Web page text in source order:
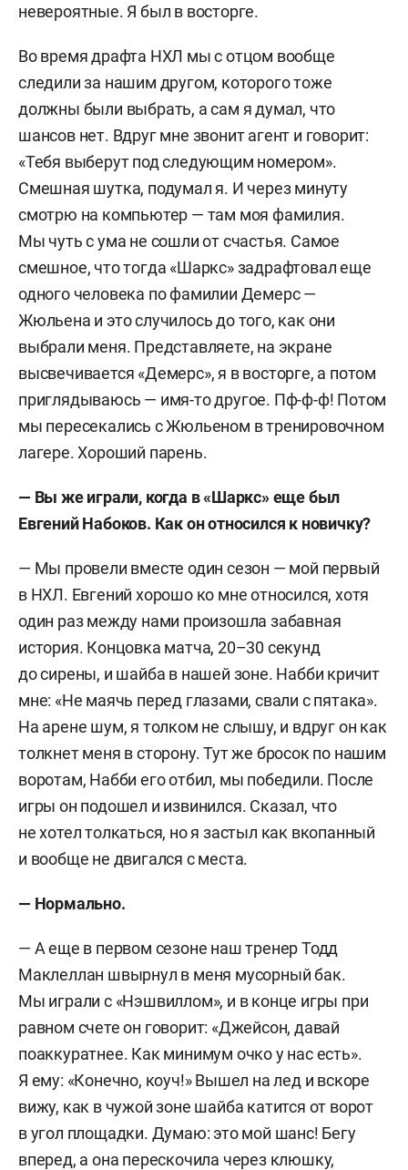
невероятные. Я был в восторге.
Во время драфта НХЛ мы с отцом вообще
следили за нашим другом, которого тоже
должны были выбрать, а сам я думал, что
шансов нет. Вдруг мне звонит агент и говорит:
«Тебя выберут под следующим номером».
Смешная шутка, подумал я. И через минуту
смотрю на компьютер — там моя фамилия.
Мы чуть с ума не сошли от счастья. Самое
смешное, что тогда «Шаркс» задрафтовал еще
одного человека по фамилии Демерс —
Жюльена и это случилось до того, как они
выбрали меня. Представляете, на экране
высвечивается «Демерс», я в восторге, а потом
приглядываюсь — имя-то другое. Пф-ф-ф! Потом
мы пересекались с Жюльеном в тренировочном
лагере. Хороший парень.
— Вы же играли, когда в «Шаркс» еще был
Евгений Набоков. Как он относился к новичку?
— Мы провели вместе один сезон — мой первый
в НХЛ. Евгений хорошо ко мне относился, хотя
один раз между нами произошла забавная
история. Концовка матча, 20–30 секунд
до сирены, и шайба в нашей зоне. Набби кричит
мне: «Не маячь перед глазами, свали с пятака».
На арене шум, я толком не слышу, и вдруг он как
толкнет меня в сторону. Тут же бросок по нашим
воротам, Набби его отбил, мы победили. После
игры он подошел и извинился. Сказал, что
не хотел толкаться, но я застыл как вкопанный
и вообще не двигался с места.
— Нормально.
— А еще в первом сезоне наш тренер Тодд
Маклеллан швырнул в меня мусорный бак.
Мы играли с «Нэшвиллом», и в конце игры при
равном счете он говорит: «Джейсон, давай
поаккуратнее. Как минимум очко у нас есть».
Я ему: «Конечно, коуч!» Вышел на лед и вскоре
вижу, как в чужой зоне шайба катится от ворот
в угол площадки. Думаю: это мой шанс! Бегу
вперед, а она перескочила через клюшку,